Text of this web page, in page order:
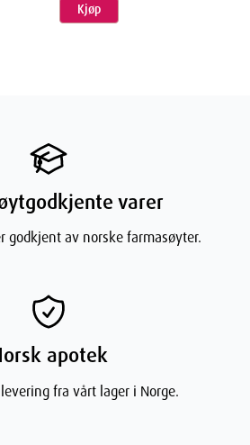
Kjøp
varer
godkjent av norske farmasøyter.
apotek
fra vårt lager i Norge.